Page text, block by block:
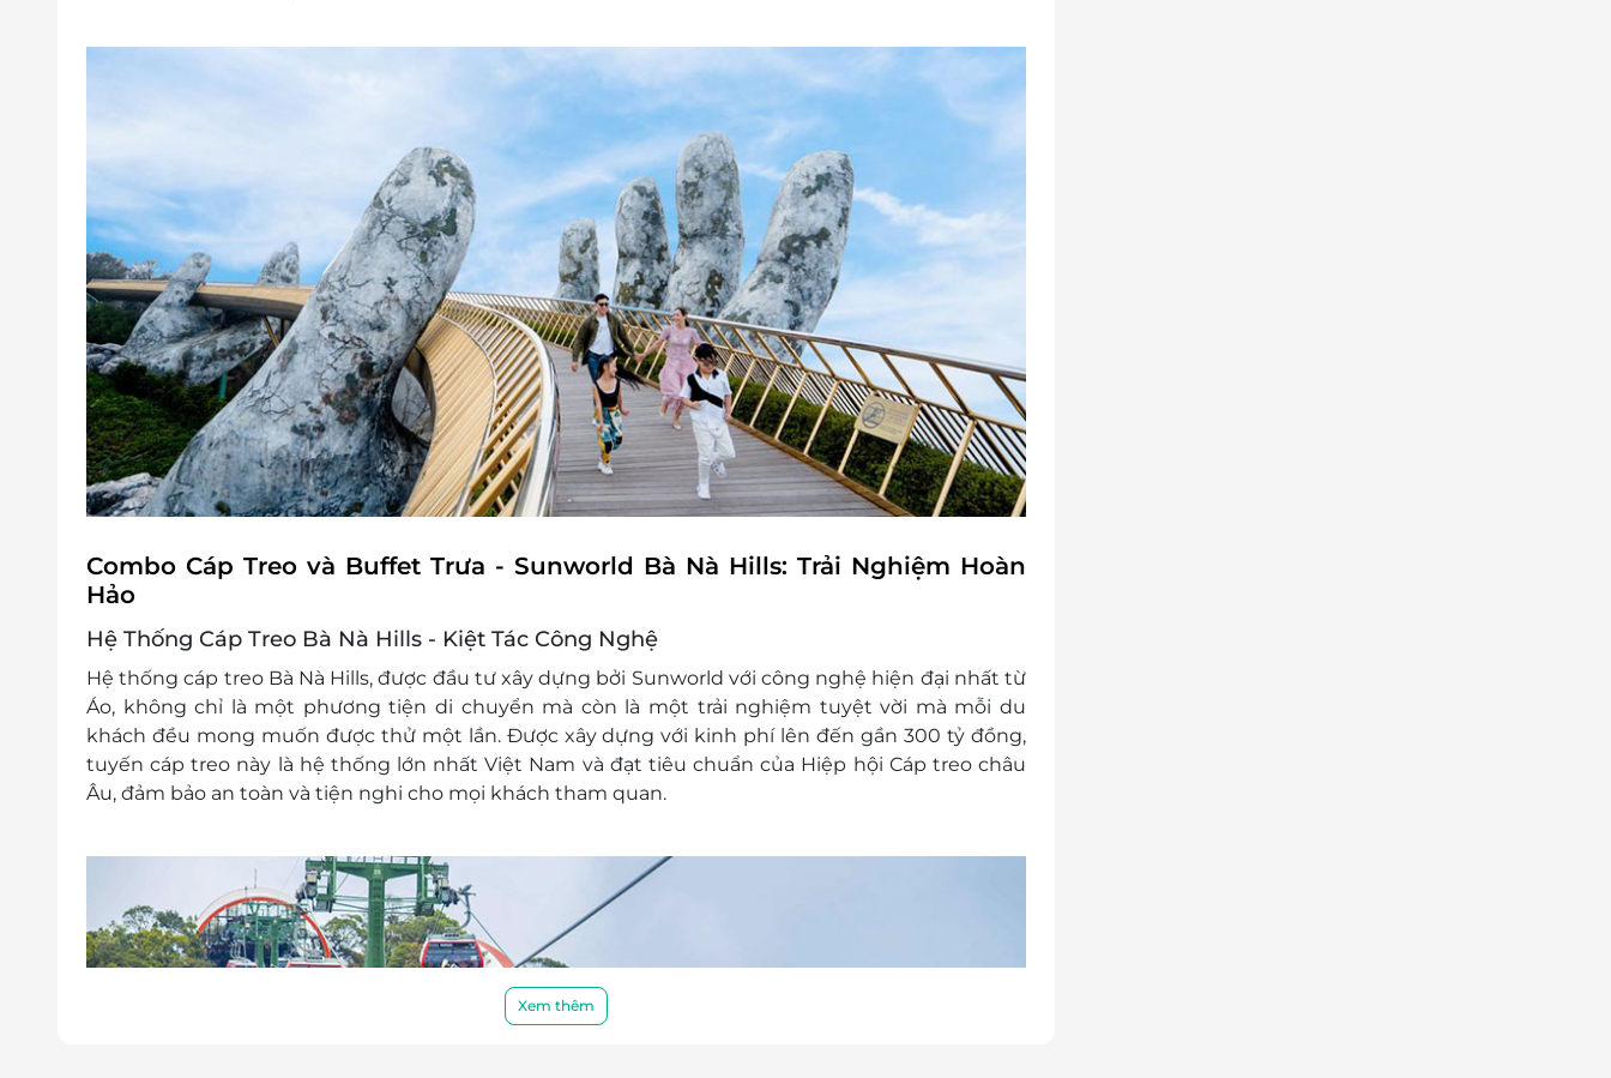
Combo Cáp Treo và Buffet Trưa - Sunworld Bà Nà Hills: Trải Nghiệm Hoàn
Hảo
Hệ Thống Cáp Treo Bà Nà Hills - Kiệt Tác Công Nghệ
Hệ thống cáp treo Bà Nà Hills, được đầu tư xây dựng bởi Sunworld với công nghệ hiện đại nhất từ
Áo, không chỉ là một phương tiện di chuyển mà còn là một trải nghiệm tuyệt vời mà mỗi du
khách đều mong muốn được thử một lần. Được xây dựng với kinh phí lên đến gần 300 tỷ đồng,
tuyến cáp treo này là hệ thống lớn nhất Việt Nam và đạt tiêu chuẩn của Hiệp hội Cáp treo châu
Âu, đảm bảo an toàn và tiện nghi cho mọi khách tham quan.
Xem thêm